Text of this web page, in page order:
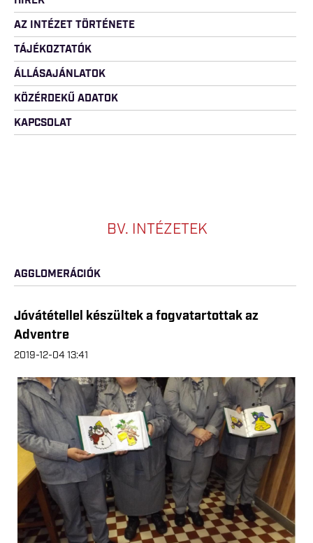
AZ INTÉZET TÖRTÉNETE
TÁJÉKOZTATÓK
ÁLLÁSAJÁNLATOK
KÖZÉRDEKŰ ADATOK
KAPCSOLAT
BV. INTÉZETEK
AGGLOMERÁCIÓK
Jóvátétellel készültek a fogvatartottak az
Adventre
2019-12-04 13:41